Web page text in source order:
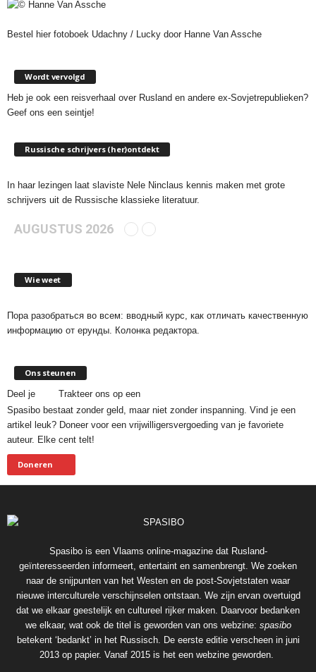
Bestel hier fotoboek Udachny / Lucky door Hanne Van Assche
Wordt vervolgd
Heb je ook een reisverhaal over Rusland en andere ex-Sovjetrepublieken?
Geef ons een seintje!
Russische schrijvers (her)ontdekt
In haar lezingen laat slaviste Nele Ninclaus kennis maken met grote
schrijvers uit de Russische klassieke literatuur.
AUGUSTUS 2026
Wie weet
Пора разобраться во всем: вводный курс, как отличать качественную
информацию от ерунды. Колонка редактора.
Ons steunen
Deel je
Trakteer ons op een
Spasibo bestaat zonder geld, maar niet zonder inspanning. Vind je een
artikel leuk? Doneer voor een vrijwilligersvergoeding van je favoriete
auteur. Elke cent telt!
Doneren
Spasibo is een Vlaams online-magazine dat Rusland-
geïnteresseerden informeert, entertaint en samenbrengt. We zoeken
naar de snijpunten van het Westen en de post-Sovjetstaten waar
nieuwe interculturele verschijnselen ontstaan. We zijn ervan overtuigd
dat we elkaar geestelijk en cultureel rijker maken. Daarvoor bedanken
we elkaar, wat ook de titel is geworden van ons webzine: spasibo
betekent ‘bedankt’ in het Russisch. De eerste editie verscheen in juni
2013 op papier. Vanaf 2015 is het een webzine geworden.